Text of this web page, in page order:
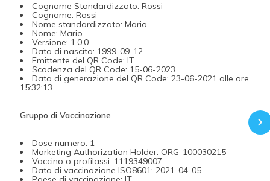
Cognome Standardizzato: Rossi
Cognome: Rossi
Nome standardizzato: Mario
Nome: Mario
Versione: 1.0.0
Data di nascita: 1999-09-12
Emittente del QR Code: IT
Scadenza del QR Code: 15-06-2023
Data di generazione del QR Code: 23-06-2021 alle ore
15:32:13
Gruppo di Vaccinazione
Dose numero: 1
Marketing Authorization Holder: ORG-100030215
Vaccino o profilassi: 1119349007
Data di vaccinazione ISO8601: 2021-04-05